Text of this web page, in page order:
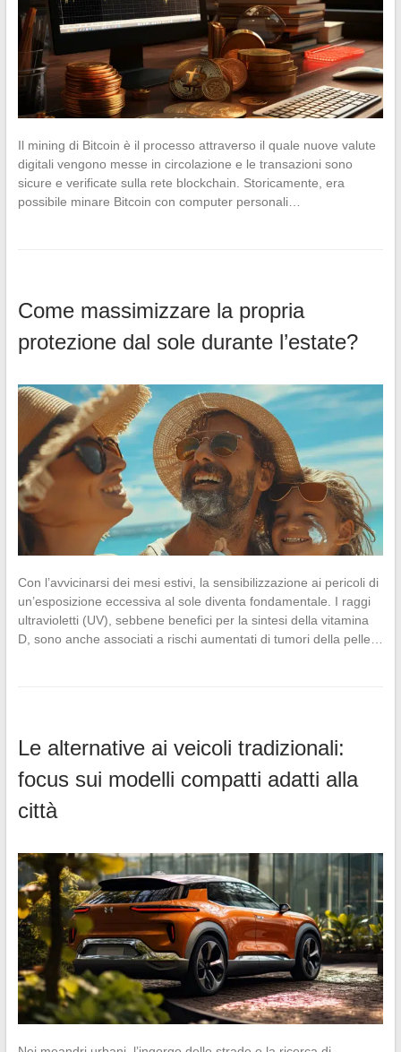
Il mining di Bitcoin è il processo attraverso il quale nuove valute
digitali vengono messe in circolazione e le transazioni sono
sicure e verificate sulla rete blockchain. Storicamente, era
possibile minare Bitcoin con computer personali…
Come massimizzare la propria
protezione dal sole durante l’estate?
Con l’avvicinarsi dei mesi estivi, la sensibilizzazione ai pericoli di
un’esposizione eccessiva al sole diventa fondamentale. I raggi
ultravioletti (UV), sebbene benefici per la sintesi della vitamina
D, sono anche associati a rischi aumentati di tumori della pelle…
Le alternative ai veicoli tradizionali:
focus sui modelli compatti adatti alla
città